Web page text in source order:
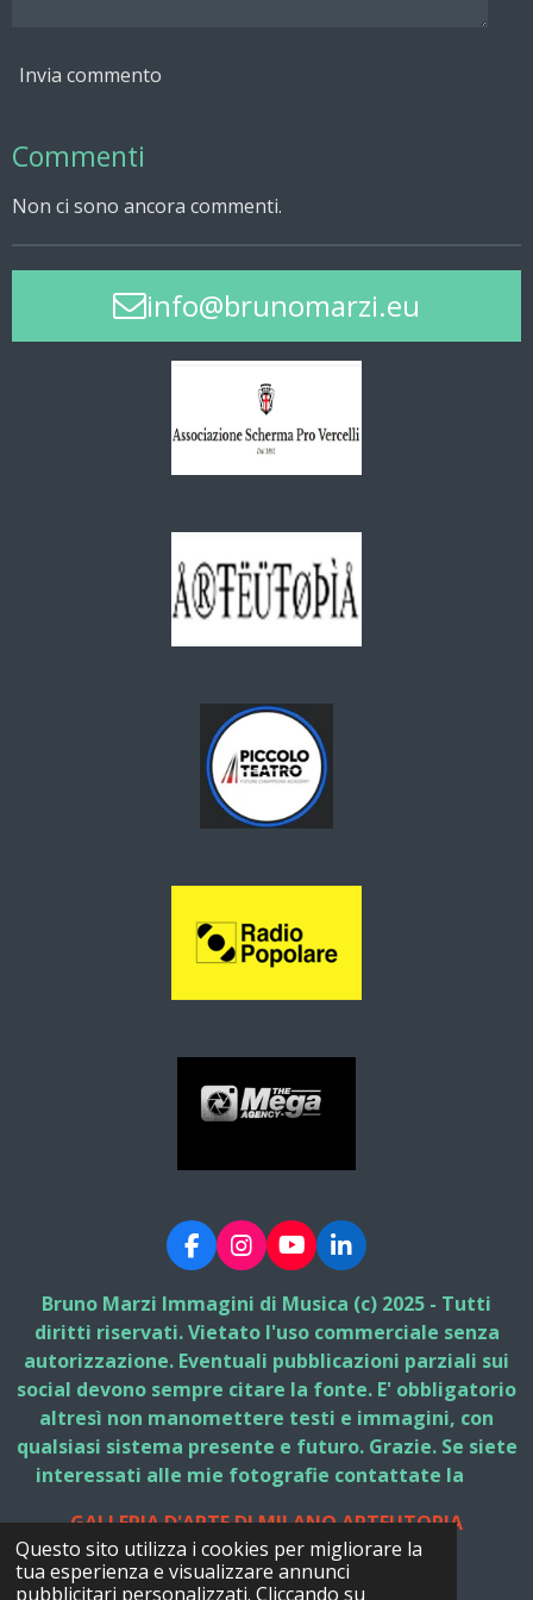
Questo sito utilizza i cookies per migliorare la
tua esperienza e visualizzare annunci
pubblicitari personalizzati. Cliccando su
Invia commento
Commenti
Non ci sono ancora commenti.
info@brunomarzi.eu
F
a
c
e
b
o
o
k
I
n
s
t
a
g
r
a
m
Y
o
u
T
u
b
e
L
i
n
k
e
d
I
n
Bruno Marzi Immagini di Musica (c) 2025 - Tutti
diritti riservati. Vietato l'uso commerciale senza
autorizzazione. Eventuali pubblicazioni parziali sui
social devono sempre citare la fonte. E' obbligatorio
altresì non manomettere testi e immagini, con
qualsiasi sistema presente e futuro. Grazie. Se siete
interessati alle mie fotografie contattate la
GALLERIA D'ARTE DI MILANO ARTEUTOPIA
© 2025 - 2026 Bruno Marzi Immagini di Musica
Fornito daWebador